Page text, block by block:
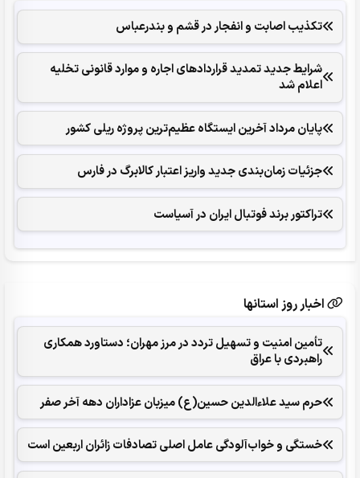
تکذیب اصابت و انفجار در قشم و بندرعباس
شرایط جدید تمدید قراردادهای اجاره و موارد قانونی تخلیه
اعلام شد
پایان مرداد آخرین ایستگاه عظیم‌ترین پروژه ریلی کشور
جزئیات زمان‌بندی جدید واریز اعتبار کالابرگ در فارس
تراکتور برند فوتبال ایران در آسیاست
اخبار روز استانها
تأمین امنیت و تسهیل تردد در مرز مهران؛ دستاورد همکاری‌
راهبردی با عراق
حرم سید علاءالدین حسین(ع) میزبان عزاداران دهه آخر صفر
خستگی و خواب‌آلودگی عامل اصلی تصادفات زائران اربعین است